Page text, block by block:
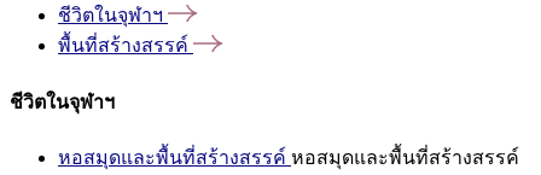
ชีวิตในจุฬาฯ
พื้นที่สร้างสรรค์
ชีวิตในจุฬาฯ
หอสมุดและพื้นที่สร้างสรรค์ หอสมุดและพื้นที่สร้างสรรค์